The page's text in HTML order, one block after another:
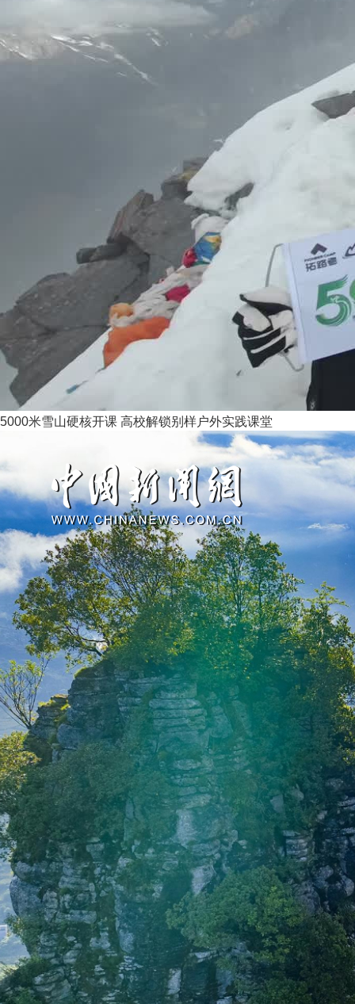
5000米雪山硬核开课 高校解锁别样户外实践课堂